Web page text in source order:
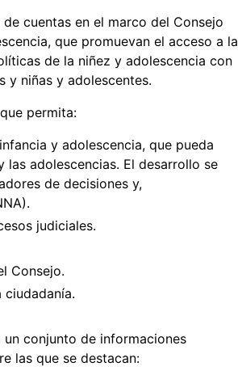
cuentas en el marco del Consejo
que promuevan el acceso a la
de la niñez y adolescencia con
y niñas y adolescentes.
permita:
y adolescencia, que pueda
adolescencias. El desarrollo se
de decisiones y,
judiciales.
Consejo.
conjunto de informaciones
las que se destacan: